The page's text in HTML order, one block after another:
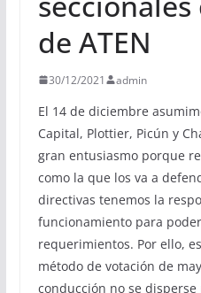
de ATEN
30/12/2021 admin
El 14 de diciembre
Capital, Plottier, Picún y
gran entusiasmo porque
como la que los va a
directivas tenemos la
funcionamiento para
requerimientos. Por ello,
método de votación de
conducción no se